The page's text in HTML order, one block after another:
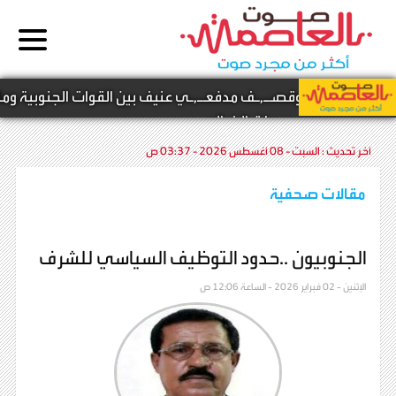
وقصـ,ـف مدفعـ,ـي عنيف بين القوات الجنوبية
بجبهات الضالع
آخر تحديث :السبت - 08 أغسطس 2026 - 03:37 ص
مقالات صحفية
الجنوبيون ..حدود التوظيف السياسي للشرف
الإثنين - 02 فبراير 2026 - الساعة 12:06 ص